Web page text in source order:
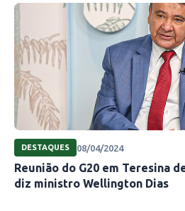
DESTAQUES 08/04/2024
Reunião do G20 em Teresina
diz ministro Wellington Dias